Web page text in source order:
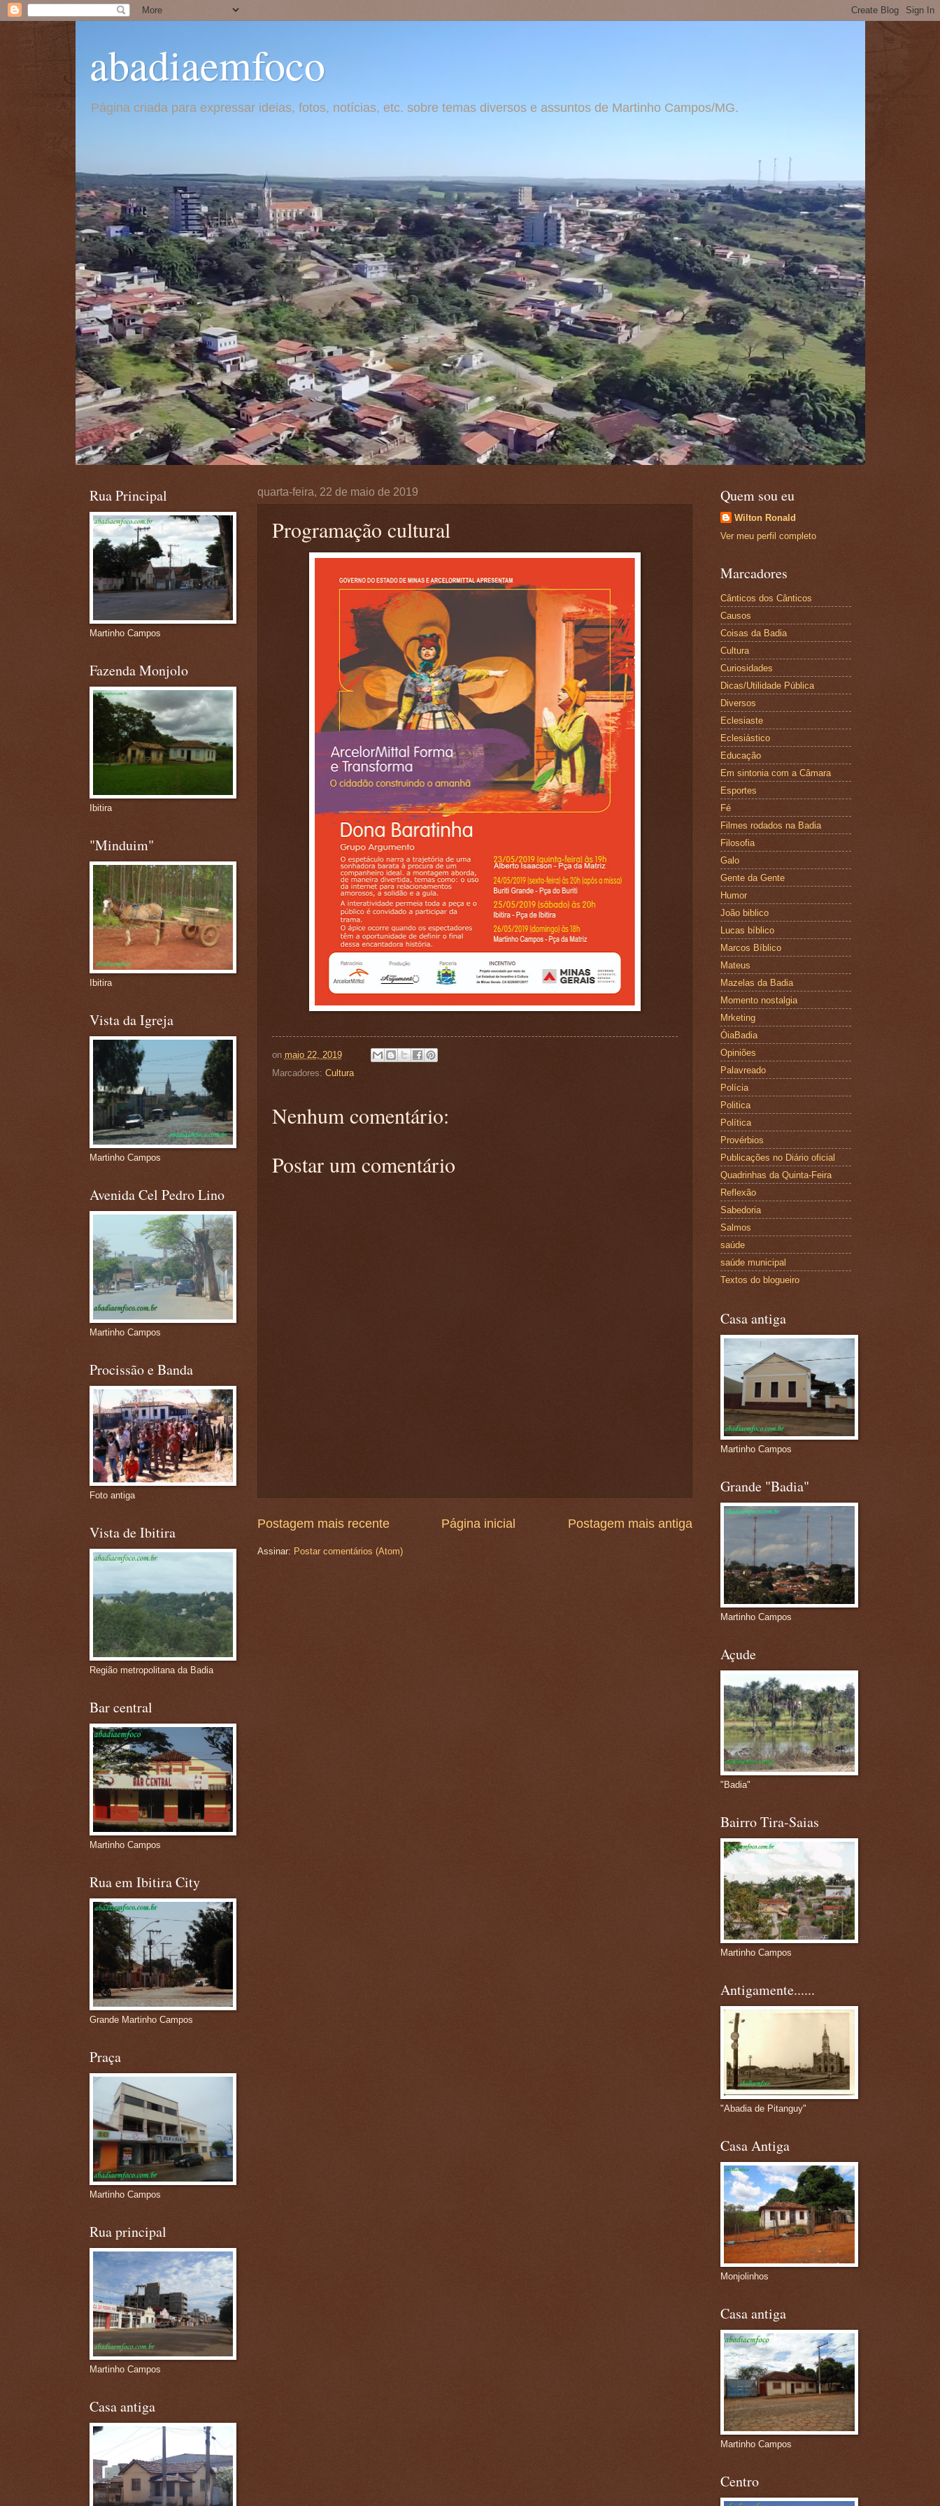
abadiaemfoco
Página criada para expressar ideias, fotos, notícias, etc. sobre temas diversos e assuntos de Martinho Campos/MG.
quarta-feira, 22 de maio de 2019
Programação cultural
on maio 22, 2019
Marcadores: Cultura
Nenhum comentário:
Postar um comentário
Postagem mais recente Postagem mais antiga
Página inicial
Assinar: Postar comentários (Atom)
Rua Principal
Martinho Campos
Fazenda Monjolo
Ibitira
"Minduim"
Ibitira
Vista da Igreja
Martinho Campos
Avenida Cel Pedro Lino
Martinho Campos
Procissão e Banda
Foto antiga
Vista de Ibitira
Região metropolitana da Badia
Bar central
Martinho Campos
Rua em Ibitira City
Grande Martinho Campos
Praça
Martinho Campos
Rua principal
Martinho Campos
Casa antiga
Quem sou eu
Wilton Ronald
Ver meu perfil completo
Marcadores
Cânticos dos Cânticos
Causos
Coisas da Badia
Cultura
Curiosidades
Dicas/Utilidade Pública
Diversos
Eclesiaste
Eclesiástico
Educação
Em sintonia com a Câmara
Esportes
Fé
Filmes rodados na Badia
Filosofia
Galo
Gente da Gente
Humor
João biblico
Lucas bíblico
Marcos Bíblico
Mateus
Mazelas da Badia
Momento nostalgia
Mrketing
ÓiaBadia
Opiniões
Palavreado
Polícia
Politica
Política
Provérbios
Publicações no Diário oficial
Quadrinhas da Quinta-Feira
Reflexão
Sabedoria
Salmos
saúde
saúde municipal
Textos do blogueiro
Casa antiga
Martinho Campos
Grande "Badia"
Martinho Campos
Açude
"Badia"
Bairro Tira-Saias
Martinho Campos
Antigamente......
"Abadia de Pitanguy"
Casa Antiga
Monjolinhos
Casa antiga
Martinho Campos
Centro